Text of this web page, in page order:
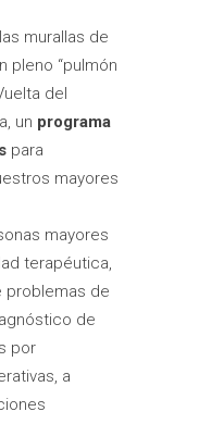
murallas de
pleno “pulmón
del
un programa
para
mayores
mayores
terapéutica,
problemas de
de
por
a